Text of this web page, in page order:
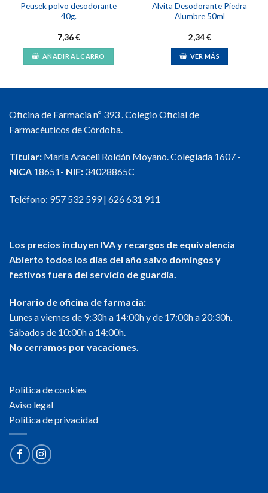
Peusek polvo desodorante
40g.
7,36€
AÑADIR AL CARRO
Alvita Desodorante Piedra
Alumbre 50ml
2,34€
VER MÁS
Oficina de Farmacia nº 393 . Colegio Oficial de
Farmacéuticos de Córdoba.
Titular: María Araceli Roldán Moyano. Colegiada 1607 -
NICA 18651- NIF: 34028865C
Teléfono: 957 532 599| 626 631 911
Los precios incluyen IVA y recargos de equivalencia
Abierto todos los días del año salvo domingos y
festivos fuera del servicio de guardia.
Horario de oficina de farmacia:
Lunes a viernes de 9:30h a 14:00h y de 17:00h a 20:30h.
Sábados de 10:00h a 14:00h.
No cerramos por vacaciones.
Política de cookies
Aviso legal
Política de privacidad